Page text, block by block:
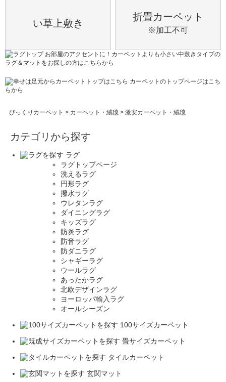
い草上敷き
折畳カーペット
※加工不可
お部屋のアクセントに！カーペットよりも小さい中敷きタイプの
ラグ＆マットをお探しの方はこちらから
カーペットのトップページはこち
らから
びっくりカーペット > カーペット・絨毯> 激安カーペット・絨毯
カテゴリから探す
ラグ
ラグトップページ
洗えるラグ
円形ラグ
撥水ラグ
ウレタンラグ
ダイニングラグ
キッズラグ
防炎ラグ
防音ラグ
防ダニラグ
シャギーラグ
ウールラグ
あったかラグ
北欧デザインラグ
ヨーロッパ輸入ラグ
オールシーズン
100サイズカーペット
畳サイズカーペット
タイルカーペット
玄関マット